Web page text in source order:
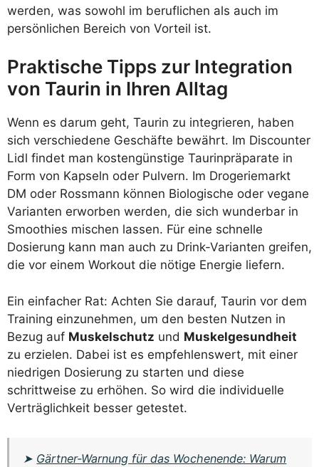
werden, was sowohl im beruflichen als auch im
persönlichen Bereich von Vorteil ist.
Praktische Tipps zur Integration
von Taurin in Ihren Alltag
Wenn es darum geht, Taurin zu integrieren, haben
sich verschiedene Geschäfte bewährt. Im Discounter
Lidl findet man kostengünstige Taurinpräparate in
Form von Kapseln oder Pulvern. Im Drogeriemarkt
DM oder Rossmann können Biologische oder vegane
Varianten erworben werden, die sich wunderbar in
Smoothies mischen lassen. Für eine schnelle
Dosierung kann man auch zu Drink-Varianten greifen,
die vor einem Workout die nötige Energie liefern.
Ein einfacher Rat: Achten Sie darauf, Taurin vor dem
Training einzunehmen, um den besten Nutzen in
Bezug auf Muskelschutz und Muskelgesundheit
zu erzielen. Dabei ist es empfehlenswert, mit einer
niedrigen Dosierung zu starten und diese
schrittweise zu erhöhen. So wird die individuelle
Verträglichkeit besser getestet.
➤ Gärtner-Warnung für das Wochenende: Warum